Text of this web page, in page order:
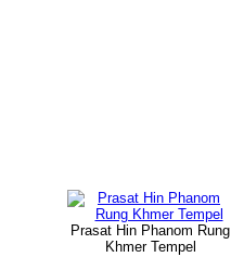
Prasat Hin Phanom Rung
Khmer Tempel